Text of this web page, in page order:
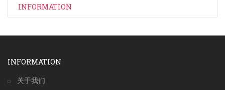
INFORMATION
INFORMATION
关于我们